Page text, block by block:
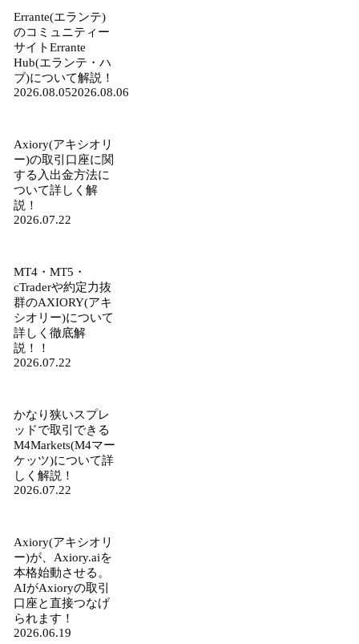
Errante(エランテ)
のコミュニティー
サイトErrante
Hub(エランテ・ハ
ブ)について解説！
2026.08.052026.08.06
Axiory(アキシオリ
ー)の取引口座に関
する入出金方法に
ついて詳しく解
説！
2026.07.22
MT4・MT5・
cTraderや約定力抜
群のAXIORY(アキ
シオリー)について
詳しく徹底解
説！！
2026.07.22
かなり狭いスプレ
ッドで取引できる
M4Markets(M4マー
ケッツ)について詳
しく解説！
2026.07.22
Axiory(アキシオリ
ー)が、Axiory.aiを
本格始動させる。
AIがAxioryの取引
口座と直接つなげ
られます！
2026.06.19